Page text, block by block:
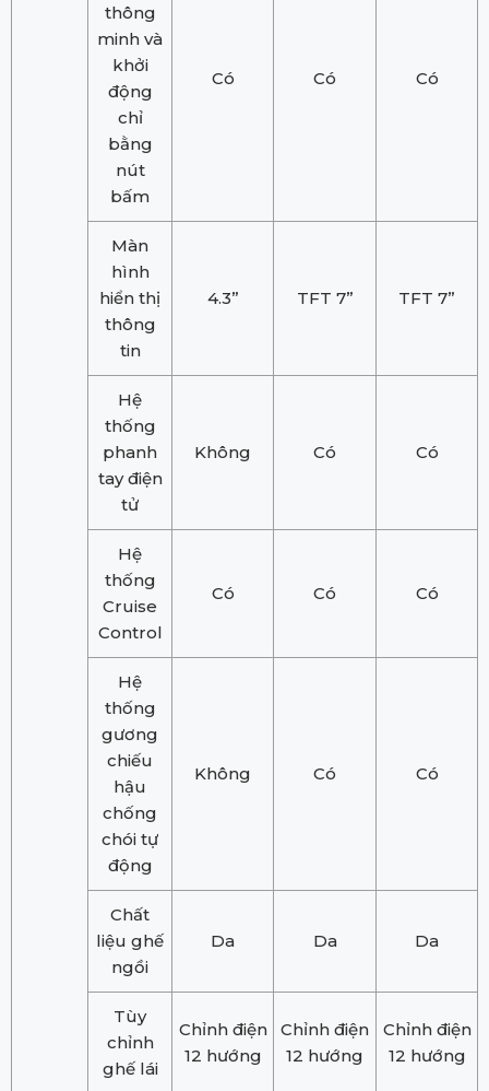
thông
minh và
khởi
động
chỉ
bằng
nút
bấm
Có Có Có
Màn
hình
hiển thị
thông
tin
4.3” TFT 7” TFT 7”
Hệ
thống
phanh
tay điện
tử
Không Có Có
Hệ
thống
Cruise
Control
Có Có Có
Hệ
thống
gương
chiếu
hậu
chống
chói tự
động
Không Có Có
Chất
liệu ghế
ngồi
Da Da Da
Tùy
chỉnh
ghế lái
Chỉnh điện
12 hướng
Chỉnh điện
12 hướng
Chỉnh điện
12 hướng